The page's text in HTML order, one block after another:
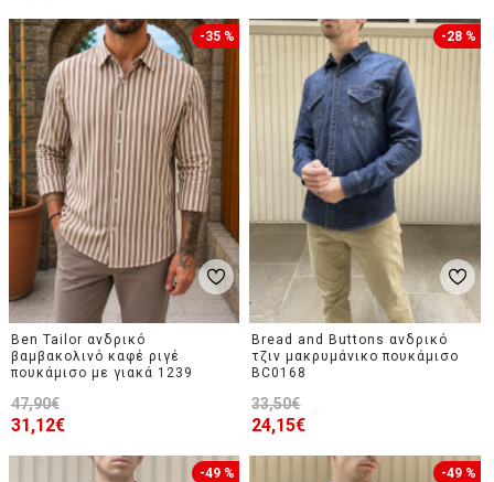
-35 %
Ben Tailor ανδρικό
βαμβακολινό καφέ ριγέ
πουκάμισο με γιακά 1239
31,12€
47,90€
-28 %
Bread and Buttons ανδρικό
τζιν μακρυμάνικο πουκάμισο
BC0168
24,15€
33,50€
-49 % -49 %